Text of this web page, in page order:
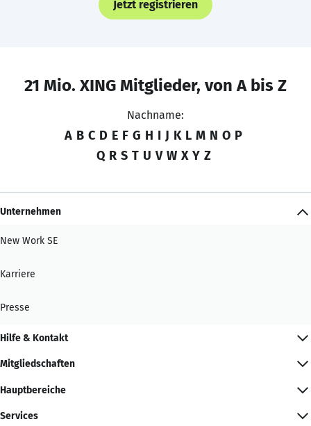
Jetzt registrieren
21 Mio. XING Mitglieder, von A bis Z
Nachname:
A B C D E F G H I J K L M N O P
Q R S T U V W X Y Z
Unternehmen
New Work SE
Karriere
Presse
Hilfe & Kontakt
Mitgliedschaften
Hauptbereiche
Services